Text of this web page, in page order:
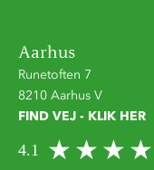
Aarhus
Runetoften 7
8210 Aarhus V
FIND VEJ - KLIK HER
4.1